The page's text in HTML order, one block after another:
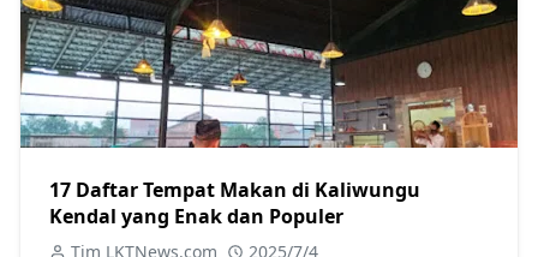
17 Daftar Tempat Makan di Kaliwungu
Kendal yang Enak dan Populer
Tim LKTNews.com 2025/7/4